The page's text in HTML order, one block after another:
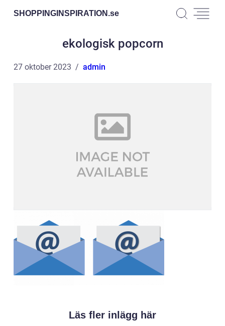
SHOPPINGINSPIRATION.se
ekologisk popcorn
27 oktober 2023 admin
Läs fler inlägg här